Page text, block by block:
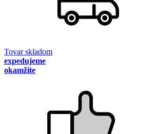
Tovar skladom
expedujeme
okamžite